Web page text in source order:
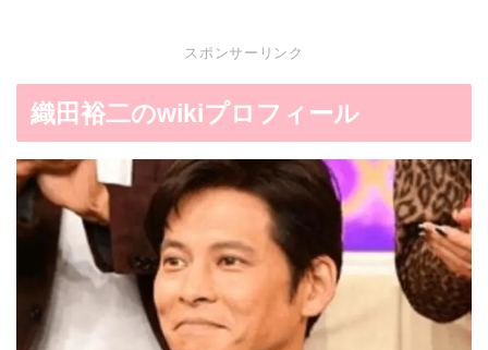
スポンサーリンク
織田裕二のwikiプロフィール